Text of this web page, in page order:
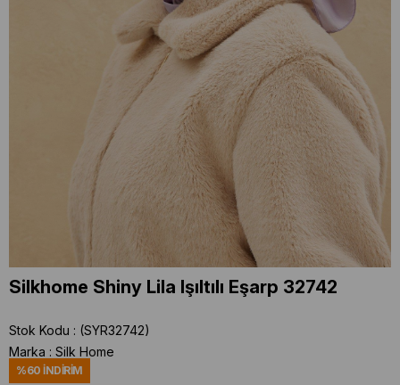
Silkhome Shiny Lila Işıltılı Eşarp 32742
Stok Kodu
(SYR32742)
Marka : Silk Home
%60 İNDIRIM